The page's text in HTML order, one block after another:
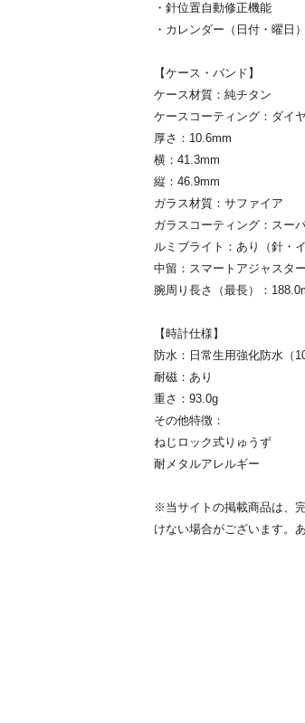
・針位置自動修正機能
・カレンダー（日付・曜日
【ケース・バンド】
ケース材質：純チタン
ケースコーティング：ダイ
厚さ：10.6mm
横：41.3mm
縦：46.9mm
ガラス材質：サファイア
ガラスコーティング：スー
ルミブライト：あり（針・
中留：スマートアジャスタ
腕周り長さ（最長）：
【時計仕様】
防水：日常生用強化防水（10
耐磁：あり
重さ：93.0g
その他特徴：
ねじロック式りゅうず
耐メタルアレルギー
※当サイトの掲載商品は、
けない場合がございます。